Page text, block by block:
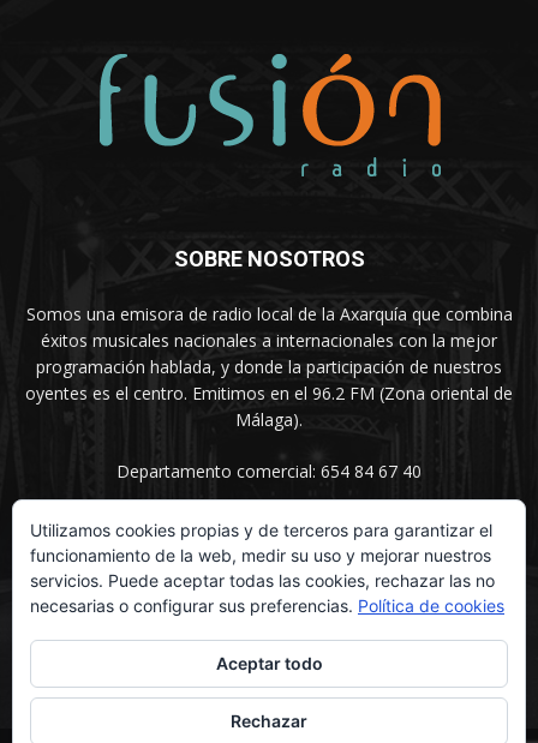
SOBRE NOSOTROS
Somos una emisora de radio local de la Axarquía que combina
éxitos musicales nacionales a internacionales con la mejor
programación hablada, y donde la participación de nuestros
oyentes es el centro. Emitimos en el 96.2 FM (Zona oriental de
Málaga).
Departamento comercial: 654 84 67 40
SÍGUENOS
Utilizamos cookies propias y de terceros para garantizar el
funcionamiento de la web, medir su uso y mejorar nuestros
servicios. Puede aceptar todas las cookies, rechazar las no
necesarias o configurar sus preferencias. Política de cookies
Aceptar todo
Rechazar